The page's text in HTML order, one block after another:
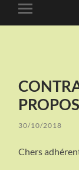
Toggle
mobile
30/10/2018
Chers